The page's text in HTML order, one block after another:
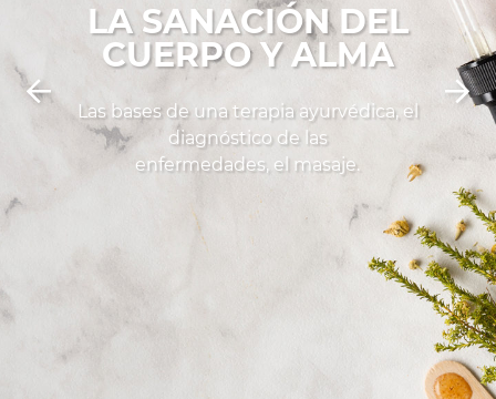
LA SANACIÓN DEL
CUERPO Y ALMA
Las bases de una terapia ayurvédica, el
diagnóstico de las
enfermedades, el masaje.